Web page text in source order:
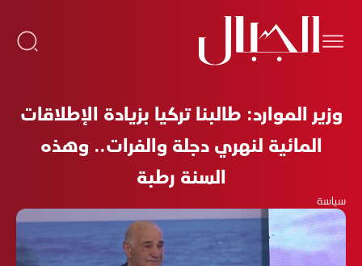
وزير الموارد: طالبنا تركيا بزيادة الإطلاقات
المائية لنهري دجلة والفرات.. وهذه
السنة رطبة
سياسة